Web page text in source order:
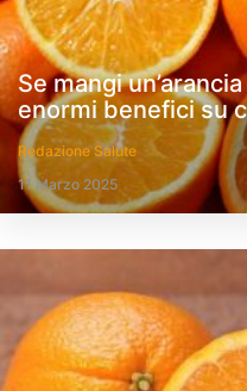
Se mangi
enormi benefici su
Redazione Salute
11 Marzo 2025